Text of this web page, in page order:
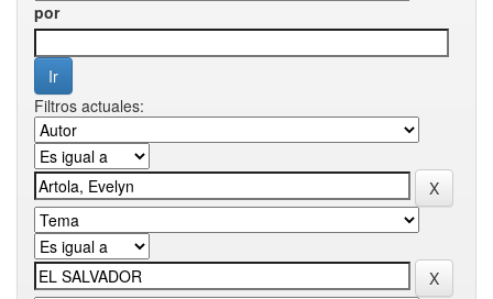
por
Filtros actuales: